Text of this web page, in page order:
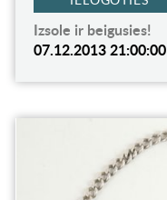
Izsole ir beigusies!
07.12.2013 21:00:00